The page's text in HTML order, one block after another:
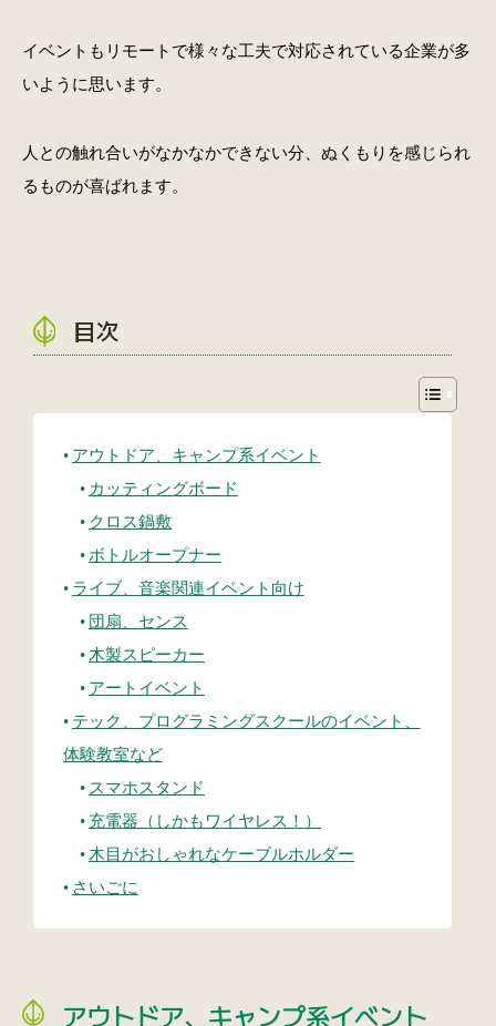
イベントもリモートで様々な工夫で対応されている企業が多
いように思います。
人との触れ合いがなかなかできない分、ぬくもりを感じられ
るものが喜ばれます。
目次
アウトドア、キャンプ系イベント
カッティングボード
クロス鍋敷
ボトルオープナー
ライブ、音楽関連イベント向け
団扇、センス
木製スピーカー
アートイベント
テック、プログラミングスクールのイベント、
体験教室など
スマホスタンド
充電器（しかもワイヤレス！）
木目がおしゃれなケーブルホルダー
さいごに
アウトドア、キャンプ系イベント